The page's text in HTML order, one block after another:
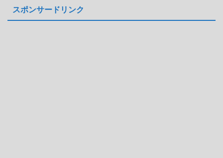
スポンサードリンク